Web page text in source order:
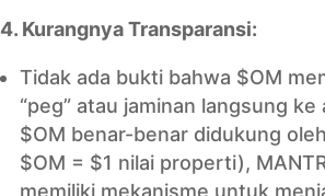
4. Kurangnya Transparansi:
Tidak ada bukti bahwa $OM
“peg” atau jaminan langsung
$OM benar-benar didukung
$OM = $1 nilai properti),
memiliki mekanisme untuk